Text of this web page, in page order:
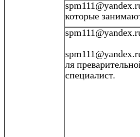
которые
ля
специалист.